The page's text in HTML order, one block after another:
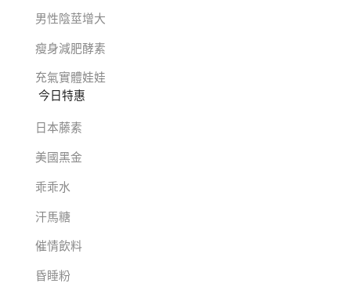
男性陰莖增大
瘦身減肥酵素
充氣實體娃娃
今日特惠
日本藤素
美國黑金
乖乖水
汗馬糖
催情飲料
昏睡粉